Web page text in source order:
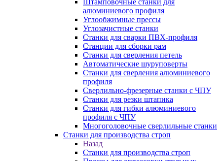
Штамповочные станки для
алюминиевого профиля
Углообжимные прессы
Углозачистные станки
Станки для сварки ПВХ-профиля
Станции для сборки рам
Станки для сверления петель
Автоматические шуруповерты
Станки для сверления алюминиевого
профиля
Сверлильно-фрезерные станки с ЧПУ
Станки для резки штапика
Станки для гибки алюминиевого
профиля с ЧПУ
Многоголовочные сверлильные станки
Станки для производства строп
Назад
Станки для производства строп